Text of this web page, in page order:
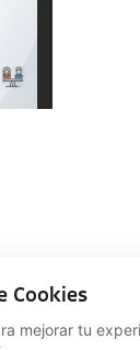
Cookies
mejorar tu